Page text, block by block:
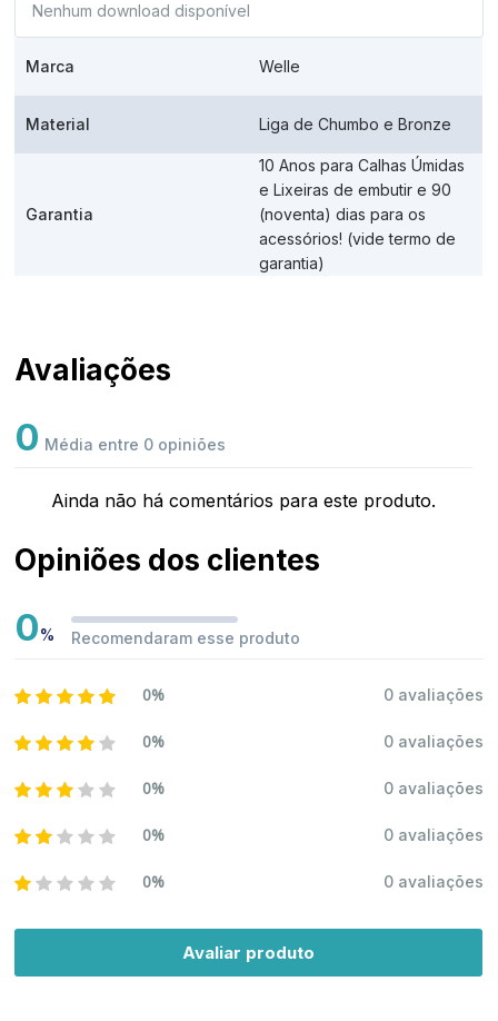
Nenhum download disponível
Marca Welle
Material Liga de Chumbo e Bronze
Garantia
10 Anos para Calhas Úmidas
e Lixeiras de embutir e 90
(noventa) dias para os
acessórios! (vide termo de
garantia)
Avaliações
0 Média entre 0 opiniões
Ainda não há comentários para este produto.
Opiniões dos clientes
0% Recomendaram esse produto
0% 0 avaliações
0% 0 avaliações
0% 0 avaliações
0% 0 avaliações
0% 0 avaliações
Avaliar produto